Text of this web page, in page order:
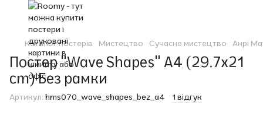
Каталог постерів Мистецтво Сучасне мистецтво Анрі
Постер "Wave Shapes" A4 (29.7x21
cm) Без рамки
Артикул: hms070_wave_shapes_bez_a4 1 відгук